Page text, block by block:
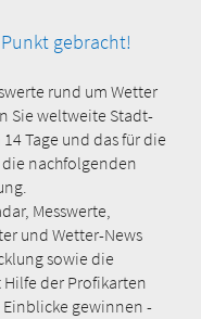
gebracht!
rund um Wetter
Sie weltweite Stadt-
Tage und das für die
nachfolgenden
Messwerte,
und Wetter-News
sowie die
der Profikarten
gewinnen -